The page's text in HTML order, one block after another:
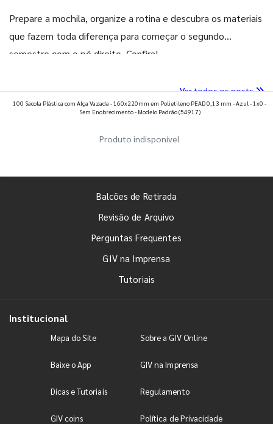
Prepare a mochila, organize a rotina e descubra os materiais
que fazem toda diferença para começar o segundo
semestre com o pé direito. Confira!
Ver todos os posts
100 Sacola Plástica com Alça Vazada - 160x220mm em Polietileno PEAD 0,13 mm - Azul - 1x0 -
Sem Enobrecimento - Modelo Padrão(54917)
Produto indisponível
Balcões de Retirada
Revisão de Arquivo
Perguntas Frequentes
GIV na Imprensa
Tutoriais
Institucional
Mapa do Site Sobre a GIV Online
Baixe o App GIV na Imprensa
Dicas e Tutoriais Regulamento
GIV coins Política de Privacidade